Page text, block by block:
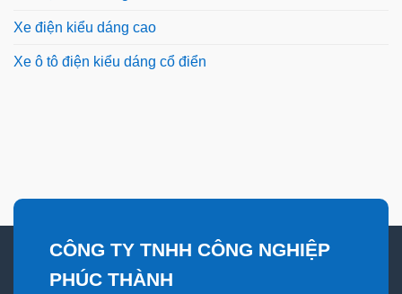
Xe điện kiểu dáng cao
Xe ô tô điện kiểu dáng cổ điển
CÔNG TY TNHH CÔNG NGHIỆP
PHÚC THÀNH